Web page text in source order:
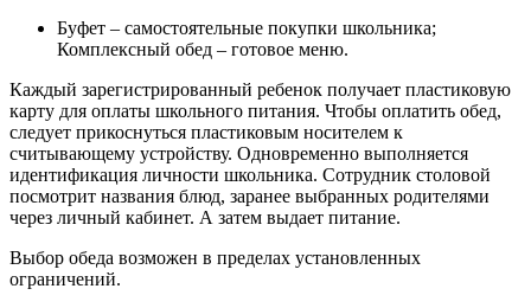
Буфет – самостоятельные покупки школьника;
Комплексный обед – готовое меню.
Каждый зарегистрированный ребенок получает пластиковую
карту для оплаты школьного питания. Чтобы оплатить обед,
следует прикоснуться пластиковым носителем к
считывающему устройству. Одновременно выполняется
идентификация личности школьника. Сотрудник столовой
посмотрит названия блюд, заранее выбранных родителями
через личный кабинет. А затем выдает питание.
Выбор обеда возможен в пределах установленных
ограничений.